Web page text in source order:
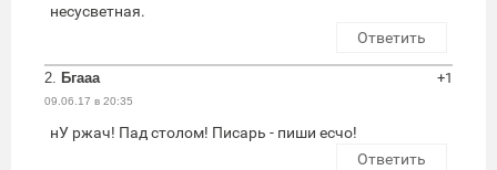
несусветная.
Ответить
2. Бгааа
09.06.17 в 20:35
+1
нУ ржач! Пад столом! Писарь - пиши есчо!
Ответить